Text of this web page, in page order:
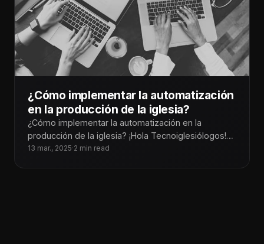
¿Cómo implementar la automatización
en la producción de la iglesia?
¿Cómo implementar la automatización en la
producción de la iglesia? ¡Hola Tecnoiglesiólogos!
La producción en una iglesia es clave para
13 mar., 2025·2 min read